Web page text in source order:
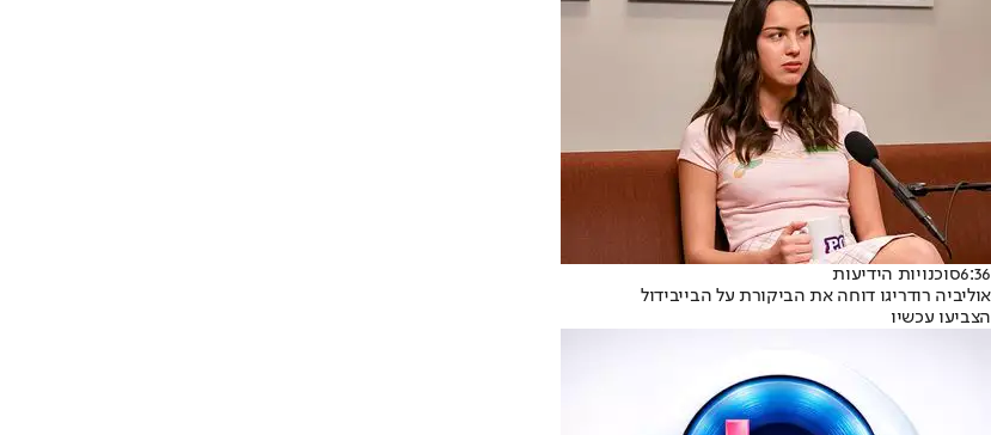
6:36סוכנויות הידיעות
אוליביה רודריגו דוחה את הביקורת על הבייבידול
הצביעו עכשיו